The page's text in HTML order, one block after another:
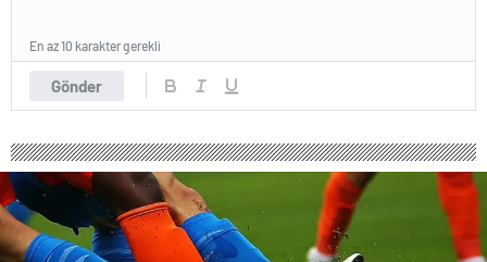
Gönder
En az 10 karakter gerekli